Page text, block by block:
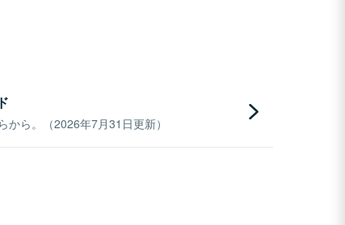
ら。（2026年7月31日更新）